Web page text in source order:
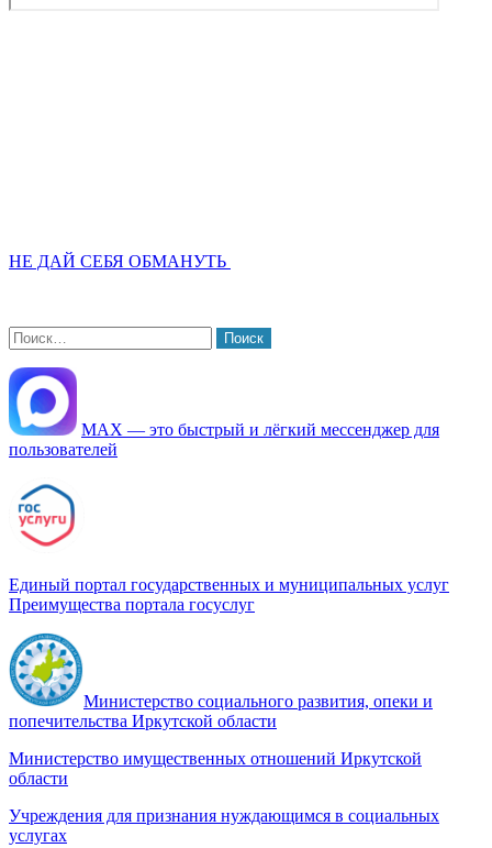
НЕ ДАЙ СЕБЯ ОБМАНУТЬ
Найти:
МАХ — это быстрый и лёгкий мессенджер для
пользователей
Единый портал государственных и муниципальных услуг
Преимущества портала госуслуг
Министерство социального развития, опеки и
попечительства Иркутской области
Министерство имущественных отношений Иркутской
области
Учреждения для признания нуждающимся в социальных
услугах